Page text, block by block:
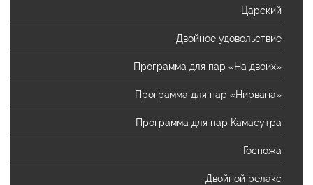
Царский
Двойное удовольствие
Программа для пар «На двоих»
Программа для пар «Нирвана»
Программа для пар Камасутра
Госпожа
Двойной релакс